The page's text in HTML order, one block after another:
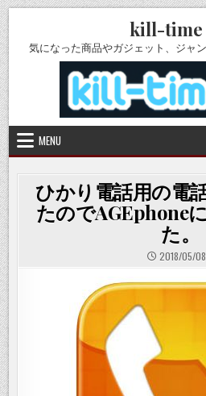
Skip
to
content
kill-time
気になった商品やガジェット、ジャ
MENU
ひかり電話用の電
たのでAGEphone
た。
2018/05/08